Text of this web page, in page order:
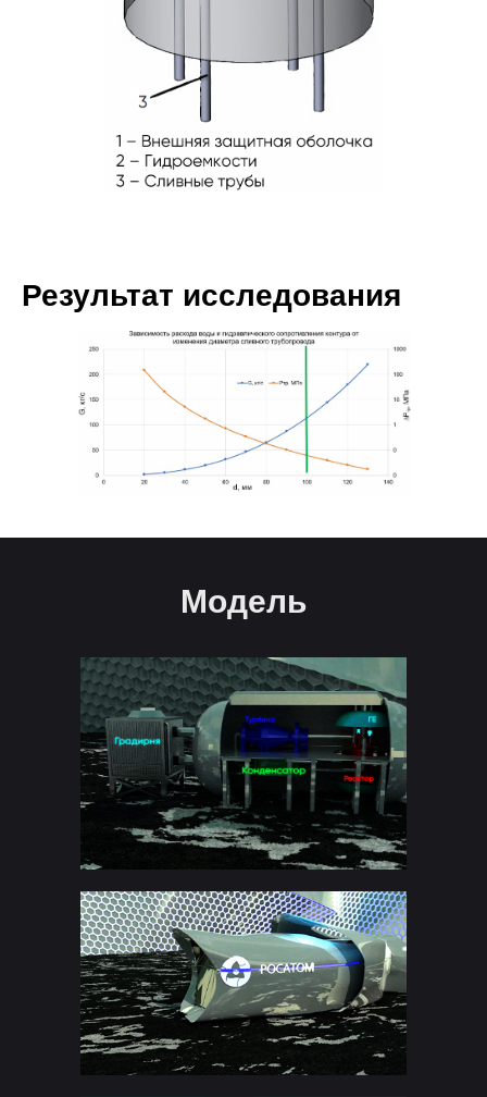
Результат исследования
Модель